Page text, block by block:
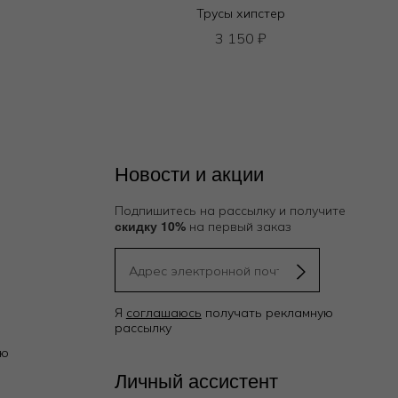
Трусы хипстер
3 150 ₽
Новости и акции
Подпишитесь на рассылку и получите
скидку 10%на первый заказ
Я соглашаюсь получать рекламную
рассылку
Личный ассистент